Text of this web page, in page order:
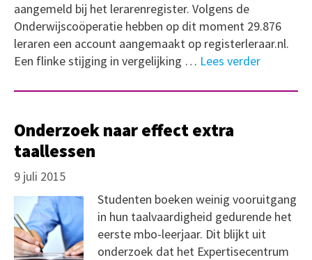
aangemeld bij het lerarenregister. Volgens de
Onderwijscoöperatie hebben op dit moment 29.876
leraren een account aangemaakt op registerleraar.nl.
Een flinke stijging in vergelijking … Lees verder
Onderzoek naar effect extra
taallessen
9 juli 2015
Studenten boeken weinig vooruitgang
in hun taalvaardigheid gedurende het
eerste mbo-leerjaar. Dit blijkt uit
onderzoek dat het Expertisecentrum